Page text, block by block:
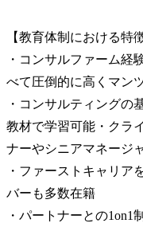
【教育体制における特徴
・コンサルファーム経
べて圧倒的に高くマン
・コンサルティングの
教材で学習可能・クラ
ナーやシニアマネージ
・ファーストキャリア
バーも多数在籍
・パートナーとの1on1